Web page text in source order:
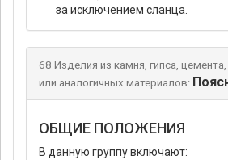
за исключением сланца.
68 Изделия из камня, гипса,
или аналогичных материалов:
ОБЩИЕ ПОЛОЖЕНИЯ
В данную группу включают: